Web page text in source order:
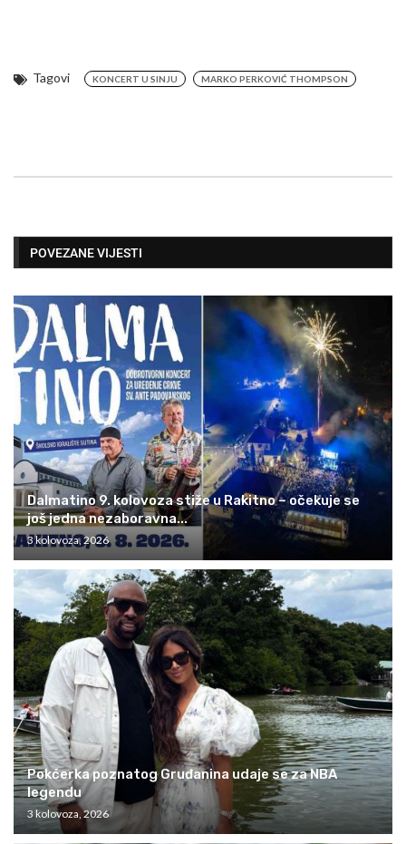
Tagovi KONCERT U SINJU MARKO PERKOVIĆ THOMPSON
POVEZANE VIJESTI
Dalmatino 9. kolovoza stiže u Rakitno – očekuje se
još jedna nezaboravna...
3 kolovoza, 2026
Pokćerka poznatog Gruđanina udaje se za NBA
legendu
3 kolovoza, 2026